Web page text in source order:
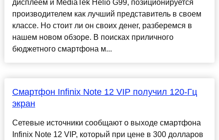
дисплеем и MediaTek Helio G99, позиционируется
производителем как лучший представитель в своем
классе. Но стоит ли он своих денег, разберемся в
нашем новом обзоре. В поисках приличного
бюджетного смартфона м...
Смартфон Infinix Note 12 VIP получил 120-Гц
экран
Сетевые источники сообщают о выходе смартфона
Infinix Note 12 VIP, который при цене в 300 долларов